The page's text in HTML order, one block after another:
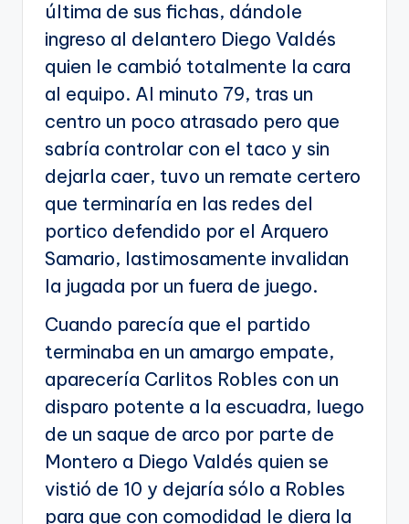
última de sus fichas, dándole
ingreso al delantero Diego Valdés
quien le cambió totalmente la cara
al equipo. Al minuto 79, tras un
centro un poco atrasado pero que
sabría controlar con el taco y sin
dejarla caer, tuvo un remate certero
que terminaría en las redes del
portico defendido por el Arquero
Samario, lastimosamente invalidan
la jugada por un fuera de juego.
Cuando parecía que el partido
terminaba en un amargo empate,
aparecería Carlitos Robles con un
disparo potente a la escuadra, luego
de un saque de arco por parte de
Montero a Diego Valdés quien se
vistió de 10 y dejaría sólo a Robles
para que con comodidad le diera la